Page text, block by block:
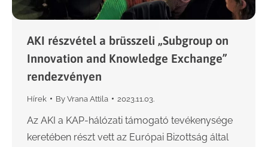
AKI részvétel a brüsszeli „Subgroup on
Innovation and Knowledge Exchange”
rendezvényen
Hírek By Vrana Attila 2023.11.03.
Az AKI a KAP-hálózati támogató tevékenysége
keretében részt vett az Európai Bizottság által